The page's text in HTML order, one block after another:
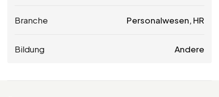
Branche Personalwesen, HR
Bildung Andere